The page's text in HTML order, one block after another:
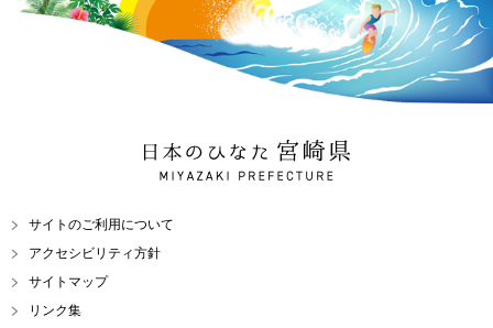
日本のひなた 宮崎県
MIYAZAKI PREFECTURE
サイトのご利用について
アクセシビリティ方針
サイトマップ
リンク集